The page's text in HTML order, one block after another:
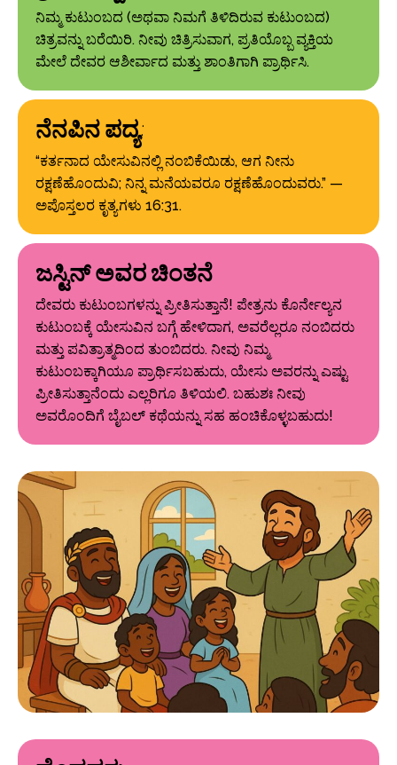
ನಿಮ್ಮ ಕುಟುಂಬದ (ಅಥವಾ ನಿಮಗೆ ತಿಳಿದಿರುವ ಕುಟುಂಬದ)
ಚಿತ್ರವನ್ನು ಬರೆಯಿರಿ. ನೀವು ಚಿತ್ರಿಸುವಾಗ, ಪ್ರತಿಯೊಬ್ಬ ವ್ಯಕ್ತಿಯ
ಮೇಲೆ ದೇವರ ಆಶೀರ್ವಾದ ಮತ್ತು ಶಾಂತಿಗಾಗಿ ಪ್ರಾರ್ಥಿಸಿ.
ನೆನಪಿನ ಪದ್ಯ:
“ಕರ್ತನಾದ ಯೇಸುವಿನಲ್ಲಿ ನಂಬಿಕೆಯಿಡು, ಆಗ ನೀನು
ರಕ್ಷಣೆಹೊಂದುವಿ; ನಿನ್ನ ಮನೆಯವರೂ ರಕ್ಷಣೆಹೊಂದುವರು.” —
ಅಪೊಸ್ತಲರ ಕೃತ್ಯಗಳು 16:31.
ಜಸ್ಟಿನ್ ಅವರ ಚಿಂತನೆ
ದೇವರು ಕುಟುಂಬಗಳನ್ನು ಪ್ರೀತಿಸುತ್ತಾನೆ! ಪೇತ್ರನು ಕೊರ್ನೇಲ್ಯನ
ಕುಟುಂಬಕ್ಕೆ ಯೇಸುವಿನ ಬಗ್ಗೆ ಹೇಳಿದಾಗ, ಅವರೆಲ್ಲರೂ ನಂಬಿದರು
ಮತ್ತು ಪವಿತ್ರಾತ್ಮದಿಂದ ತುಂಬಿದರು. ನೀವು ನಿಮ್ಮ
ಕುಟುಂಬಕ್ಕಾಗಿಯೂ ಪ್ರಾರ್ಥಿಸಬಹುದು, ಯೇಸು ಅವರನ್ನು ಎಷ್ಟು
ಪ್ರೀತಿಸುತ್ತಾನೆಂದು ಎಲ್ಲರಿಗೂ ತಿಳಿಯಲಿ. ಬಹುಶಃ ನೀವು
ಅವರೊಂದಿಗೆ ಬೈಬಲ್ ಕಥೆಯನ್ನು ಸಹ ಹಂಚಿಕೊಳ್ಳಬಹುದು!